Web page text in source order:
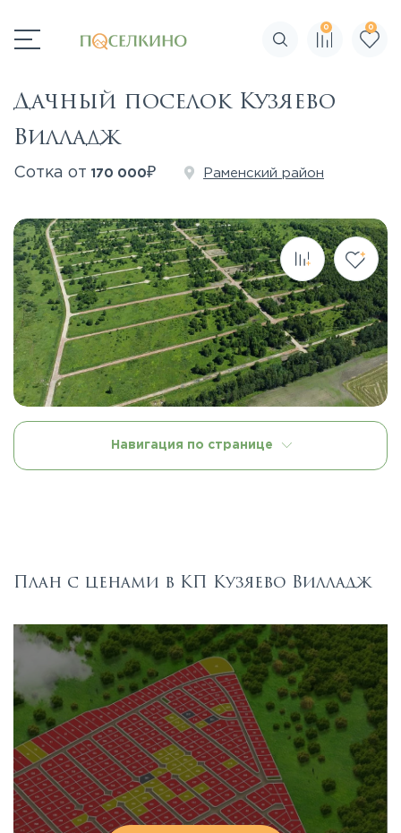
Поиск по сайту
0 0
Дачный поселок Кузяево
Вилладж
Сотка от 170 000₽ Раменский район
Навигация по странице
План с ценами в КП Кузяево Вилладж